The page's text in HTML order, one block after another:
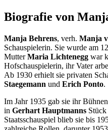
Biografie von
Manja Behrens, verh. Manja
Schauspielerin. Sie wurde am
MutterMaria Lichtenegg war
Hofschauspielerin, ihr Vater
Ab 1930 erhielt sie privaten
Staegemann und Erich Ponto.
Im Jahr 1935 gab sie ihr
in Gerhart Hauptmanns Stück
Staatsschauspiel blieb sie bis